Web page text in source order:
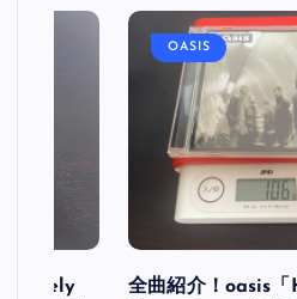
OASIS
全曲紹介！oasis